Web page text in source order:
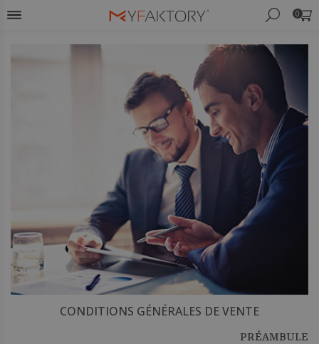
0
CONDITIONS GÉNÉRALES DE VENTE
PRÉAMBULE